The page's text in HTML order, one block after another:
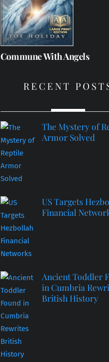
Commune With Angels
RECENT
The Mystery of
Armor Solved
US Targets
Financial
Ancient Toddler
in Cumbria
British History